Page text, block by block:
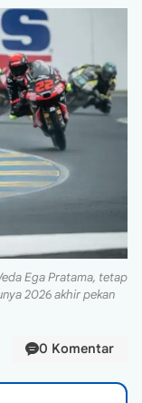
Ega Pratama, tetap
2026 akhir pekan
0 Komentar